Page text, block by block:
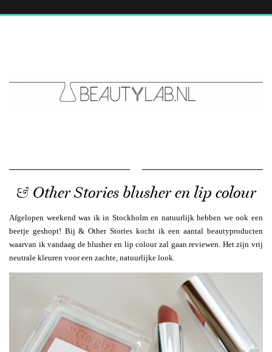
& Other Stories blusher en lip colour
Afgelopen weekend was ik in Stockholm en natuurlijk hebben we ook een
beetje geshopt! Bij & Other Stories kocht ik een aantal beautyproducten
waarvan ik vandaag de blusher en lip colour zal gaan reviewen. Het zijn vrij
neutrale kleuren voor een zachte, natuurlijke look.